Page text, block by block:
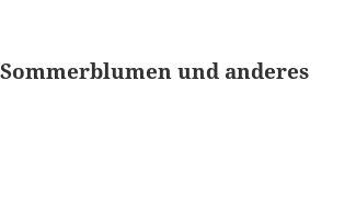
und anderes